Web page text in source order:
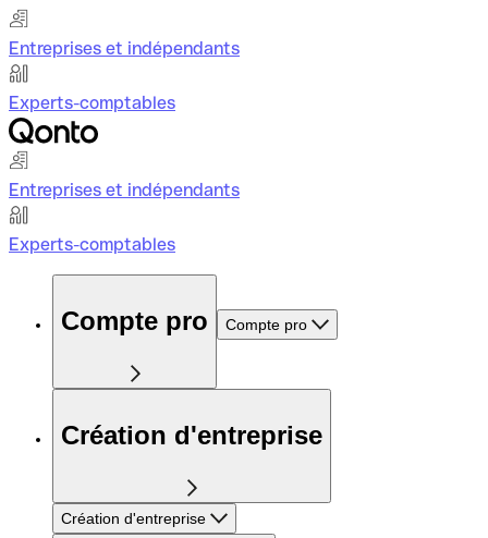
Entreprises et indépendants
Experts-comptables
Entreprises et indépendants
Experts-comptables
Compte pro Compte pro
Création d'entreprise
Création d'entreprise